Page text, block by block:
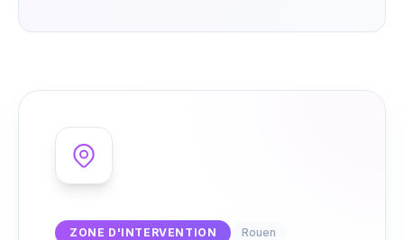
ZONE D'INTERVENTION Rouen